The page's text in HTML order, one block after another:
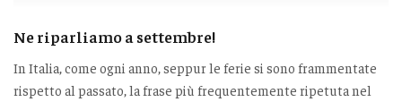
Ne riparliamo a settembre!
In Italia, come ogni anno, seppur le ferie si sono frammentate
rispetto al passato, la frase più frequentemente ripetuta nel